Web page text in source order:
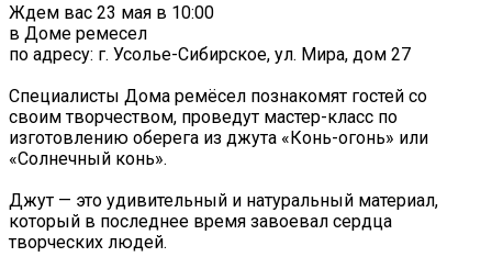
Ждем вас 23 мая в 10:00
в Доме ремесел
по адресу: г. Усолье-Сибирское, ул. Мира, дом 27
Специалисты Дома ремёсел познакомят гостей со
своим творчеством, проведут мастер-класс по
изготовлению оберега из джута «Конь-огонь» или
«Солнечный конь».
Джут — это удивительный и натуральный материал,
который в последнее время завоевал сердца
творческих людей.